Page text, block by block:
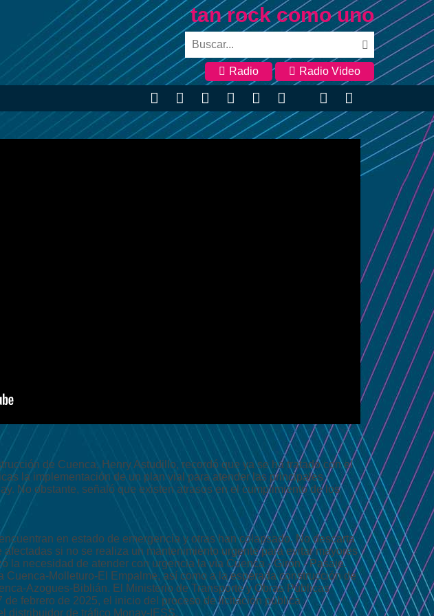
tan rock como uno
Radio Radio Video
de Cuenca, Henry Astudillo, recordó que ya se ha tratado con el
la implementación de un plan vial para atender las principales
No obstante, señaló que existen atrasos en el cumplimiento de los
en estado de emergencia y otras han colapsado. No descarta
si no se realiza un mantenimiento urgente para evitar mayores
la necesidad de atender con urgencia la vía Cuenca - Girón - Pasaje.
Cuenca-Molleturo-El Empalme, así como a la esperada construcción de
Azogues-Biblián. El Ministerio de Transporte y Obras Públicas
de febrero de 2025, el inicio del proceso de licitación pública
distribuidor de tráfico Monay-IESS.